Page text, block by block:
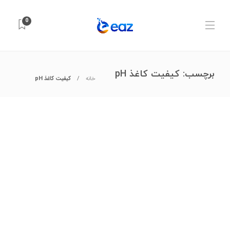
0
برچسب: کیفیت کاغذ pH خانه کیفیت کاغذ pH